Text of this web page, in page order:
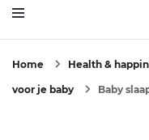
Home Health &
voor je baby Baby